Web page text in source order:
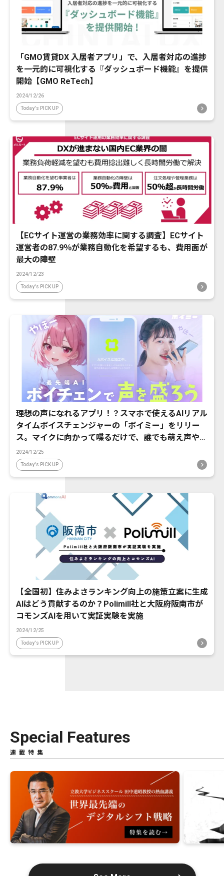
「GMO賃貸DX 入居者アプリ」で、入居者対応の進捗
を一元的に可視化する『ダッシュボード機能』を提供
開始【GMO ReTech】
2024/12/26
Today's PICK UP
【ECサイト運営の業務効率に関する調査】ECサイト
運営者の87.9％が業務自動化を希望するも、費用面が
最大の障壁
2024/12/23
Today's PICK UP
理想の声になれるアプリ！？スマホで使えるAIリアル
タイムボイスチェンジャーの「ボイミー」をリリー
ス。マイクに向かって喋るだけで、誰でも萌え声やイ
ケボ風に音声変換が可能に。
2024/12/25
Today's PICK UP
【全国初】住みよさランキング向上の施策立案に生成
AIはどう貢献するのか？Polimill社と大阪府阪南市が
コモンズAIを用いて実証実験を実施
2024/12/25
Today's PICK UP
Special Features
連載特集